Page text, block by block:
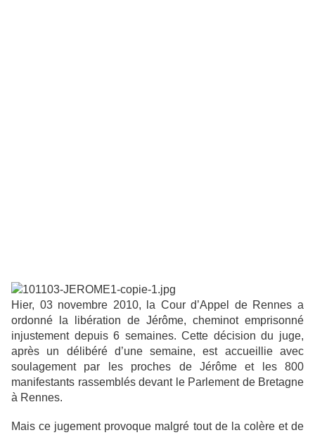
Hier, 03 novembre 2010, la Cour d’Appel de Rennes a
ordonné la libération de Jérôme, cheminot emprisonné
injustement depuis 6 semaines. Cette décision du juge,
après un délibéré d’une semaine, est accueillie avec
soulagement par les proches de Jérôme et les 800
manifestants rassemblés devant le Parlement de Bretagne
à Rennes.
Mais ce jugement provoque malgré tout de la colère et de